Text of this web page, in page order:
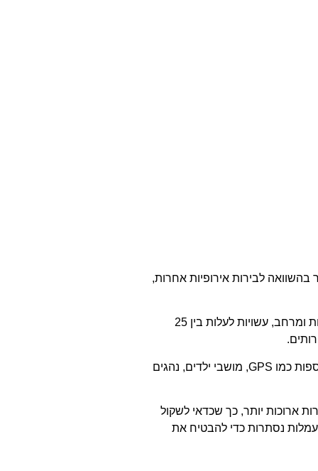
לבירות אירופיות אחרות,
מכוניות חסכוניות, המתאימות לטיולים עירוניים ולמרחקים קצרים, יכולות להתחיל החל מ-15 אירו ליום. מכוניות בינוניות, המציעות יותר נוחות ומרחב, עשויות לעלות בין 25
תעריפים אלו כוללים בדרך כלל כיסוי ביטוחי בסיסי, כגון אחריות צד ג' וויתור על נזקי התנגשות. עם זאת, חיובים נוספים עשויים לחול על תוספות כמו GPS, מושבי ילדים, נהגים
ארוכות יותר, כך שכדאי לשקול
נסתרות כדי להבטיח את